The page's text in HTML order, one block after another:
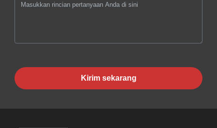
Kirim sekarang